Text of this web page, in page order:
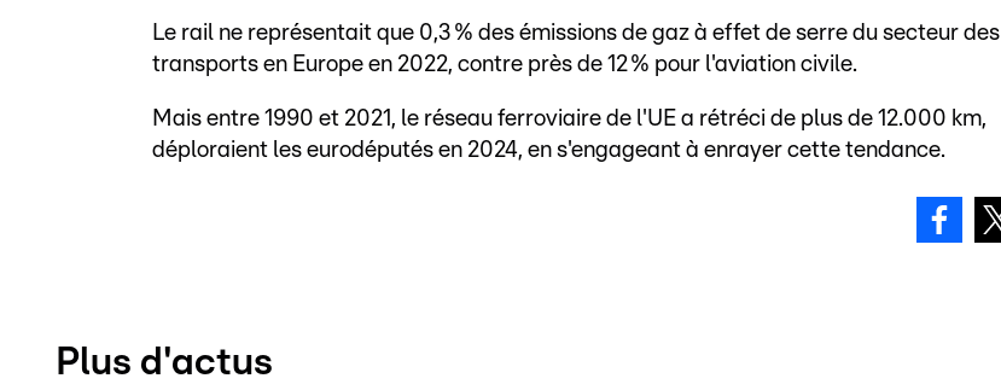
Le rail ne représentait que 0,3 % des émissions de gaz à effet de serre du secteur des
transports en Europe en 2022, contre près de 12 % pour l'aviation civile.
Mais entre 1990 et 2021, le réseau ferroviaire de l'UE a rétréci de plus de 12.000 km,
déploraient les eurodéputés en 2024, en s'engageant à enrayer cette tendance.
Plus d'actus